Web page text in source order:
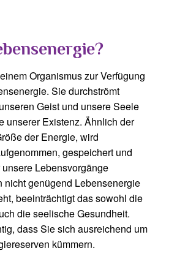
Organismus zur Verfügung
Sie durchströmt
Geist und unsere Seele
unserer Existenz. Ähnlich der
der Energie, wird
gespeichert und
Lebensvorgänge
nicht genügend Lebensenergie
beeinträchtigt das sowohl die
die seelische Gesundheit.
dass Sie sich ausreichend um
kümmern.